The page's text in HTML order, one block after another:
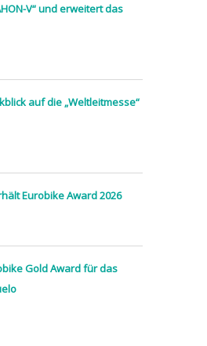
V“ und erweitert das
auf die „Weltleitmesse“
Eurobike Award 2026
Gold Award für das